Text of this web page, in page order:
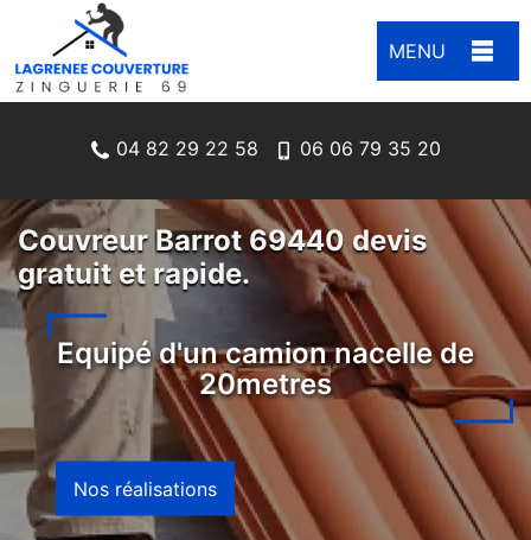
MENU
04 82 29 22 58 06 06 79 35 20
Couvreur Barrot 69440 devis
gratuit et rapide.
Equipé d'un camion nacelle de
20metres
Nos réalisations